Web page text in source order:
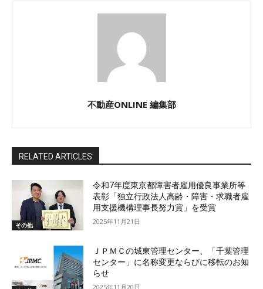
不動産ONLINE 編集部
RELATED ARTICLES
その他
令和7年度東京都障害者雇用優良事業所等
表彰「独立行政法人高齢・障害・求職者雇
用支援機構理事長努力賞」を受賞
2025年11月21日
ＪＰＭＣの城東管理センター、「千葉管理
センター」に名称変更ならびに移転のお知
らせ
2025年11月20日